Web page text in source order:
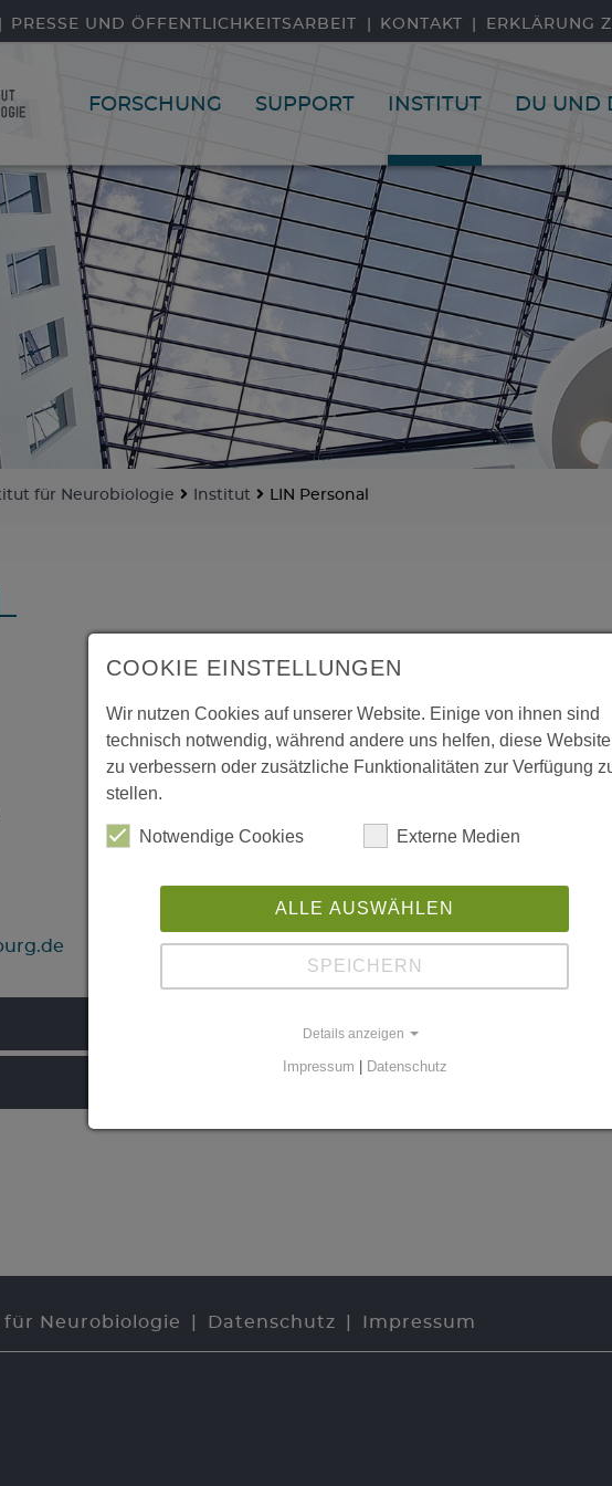
PRESSE UND ÖFFENTLICHKEITSARBEIT KONTAKT ERKLÄRUNG
FORSCHUNG SUPPORT INSTITUT DU UND
für Neurobiologie Institut LIN Personal
Neurobiologie Datenschutz Impressum
COOKIE EINSTELLUNGEN
Wir nutzen Cookies auf unserer Website. Einige von ihnen sind
technisch notwendig, während andere uns helfen, diese Website
zu verbessern oder zusätzliche Funktionalitäten zur Verfügung
stellen.
Notwendige Cookies Externe Medien
ALLE AUSWÄHLEN
SPEICHERN
Details anzeigen
Impressum Datenschutz